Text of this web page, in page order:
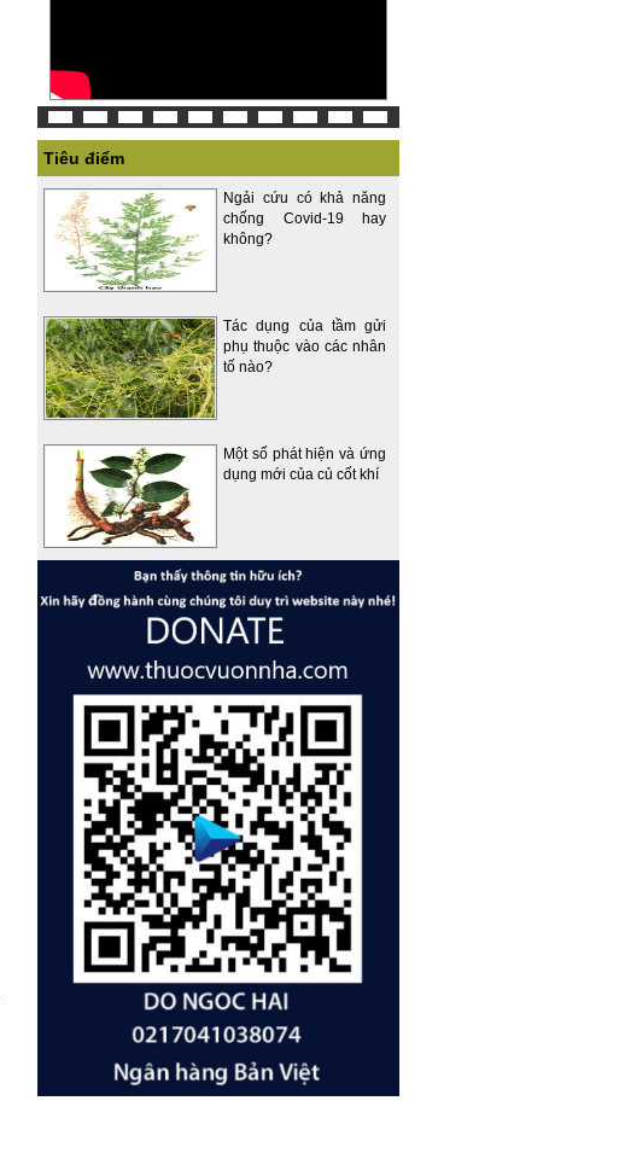
Tiêu điểm
Ngải cứu có khả năng
chống Covid-19 hay
không?
Tác dụng của tầm gửi
phụ thuộc vào các nhân
tố nào?
Một số phát hiện và ứng
dụng mới của củ cốt khí